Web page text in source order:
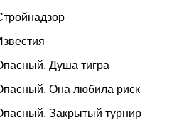
Душа тигра
Она любила риск
Закрытый турнир